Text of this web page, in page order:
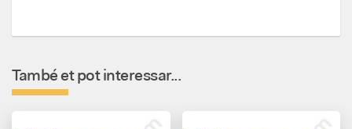
També et pot interessar...